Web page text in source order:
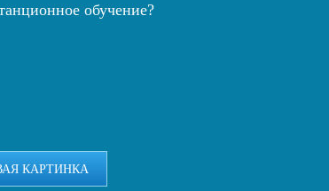
обучение?
КАРТИНКА